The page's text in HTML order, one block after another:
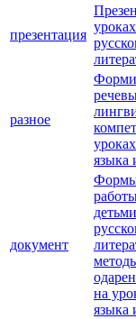
презентация
разное
языка
документ
на
языка